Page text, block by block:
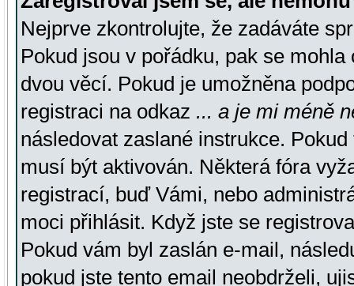
Nejprve zkontrolujte, že zadáváte
Pokud jsou v pořádku, pak se
dvou věcí. Pokud je umožněna
registraci na odkaz ... a je mi méně
následovat zaslané instrukce.
musí být aktivován. Některá fóra
registrací, buď Vámi, nebo
moci přihlásit. Když jste se
Pokud vám byl zaslán e-mail,
pokud jste tento email neobdrželi,